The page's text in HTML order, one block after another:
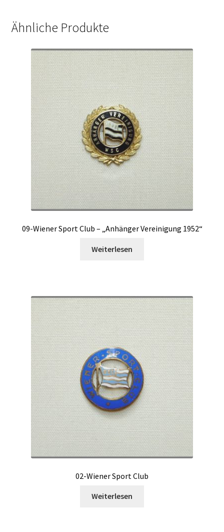
Ähnliche Produkte
09-Wiener Sport Club – „Anhänger Vereinigung 1952“
Weiterlesen
02-Wiener Sport Club
Weiterlesen